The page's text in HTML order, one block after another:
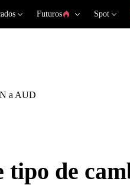
Futuros Spot
a AUD
tipo de